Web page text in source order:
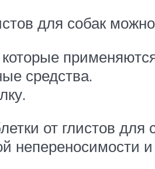
для собак
средства.
от глистов
непереносимости